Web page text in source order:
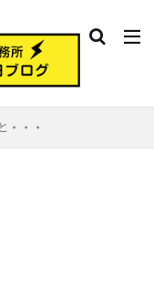
・・・